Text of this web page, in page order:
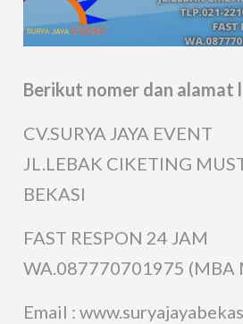
Berikut nomer dan alamat
CV.SURYA JAYA EVENT
JL.LEBAK CIKETING
BEKASI
FAST RESPON 24 JAM
WA.087770701975 (MBA
Email :